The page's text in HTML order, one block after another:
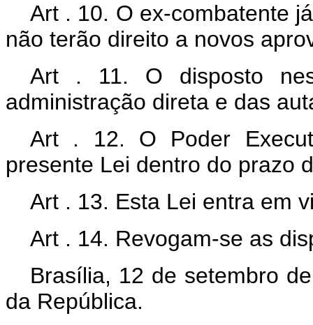
Art . 10. O ex-combatente
não terão direito a novos
Art . 11. O disposto
administração direta e das
Art . 12. O Poder
presente Lei dentro do prazo
Art . 13. Esta Lei entra em
Art . 14. Revogam-se as
Brasília, 12 de setembro
da República.